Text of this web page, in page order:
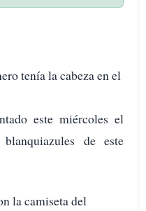
tenía la cabeza en el
este miércoles el
de este
la camiseta del